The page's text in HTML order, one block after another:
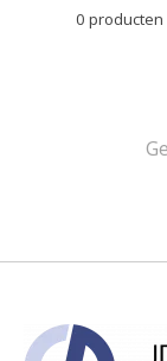
0 producten